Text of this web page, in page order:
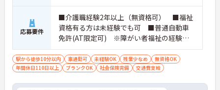
に加え、ソフト面でも「献立の事前決定・レシピ完
備」により現場の負担が大幅に軽減されています。
ご利用者様の安全性はもちろん、働くスタッフにと
っても身体的負担が少なく、高いモチベーションを
保って業務に集中できます。
応募要件
■介護職経験2年以上（無資格可） ■福祉
資格有る方は未経験でも可 ■普通自動車
免許(AT限定可) ※障がい者福祉の経験は
不問です。※実務経験2年以上の方、障がい
者福祉に関する経験をお持ちの方大歓迎
駅から徒歩10分以内 車通勤可 未経験OK 残業少なめ
無資格OK
年間休日110日以上
ブランクOK 社会保険完備 交通費支給